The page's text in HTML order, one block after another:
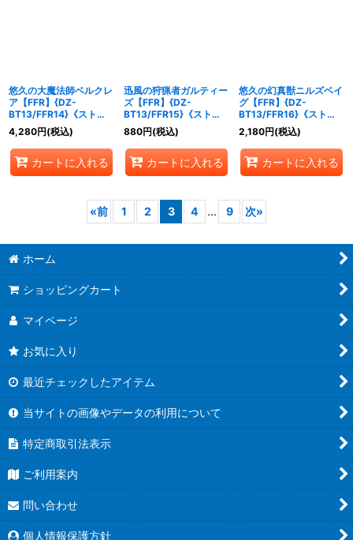
悠久の大魔法師ベルクレ
ア【FFR】{DZ-
BT13/FFR14}《ストイ
ケイア》
4,280円(税込)
カートに入れる
迅風の狩猟者ガルティー
ズ【FFR】{DZ-
BT13/FFR15}《ストイ
ケイア》
880円(税込)
カートに入れる
悠久の幻真獣ニルズベイ
グ【FFR】{DZ-
BT13/FFR16}《ストイ
ケイア》
2,180円(税込)
カートに入れる
«前 1 2 3 4 ... 9 次»
ホーム
ショッピングカート
マイページ
お気に入り
最近チェックしたアイテム
当サイトの画像やデータの利用について
特定商取引法表示
ご利用案内
問い合わせ
個人情報保護方針